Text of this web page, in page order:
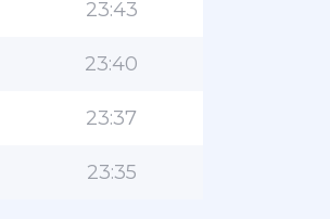
23:43
23:40
23:37
23:35